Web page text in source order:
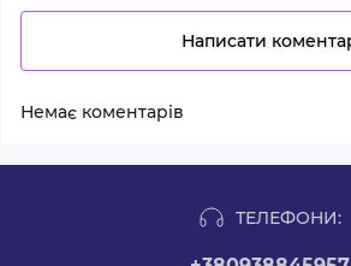
Написати
Немає коментарів
ТЕЛЕФОНИ: